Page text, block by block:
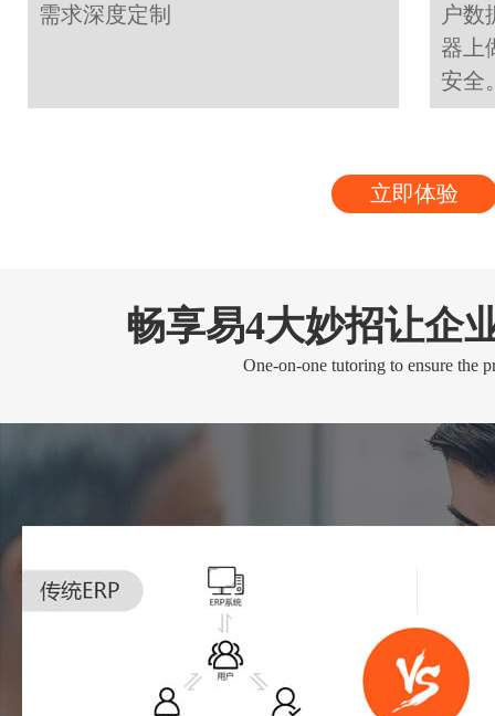
需求深度定制
户数
器上
安全
立即体验
畅享易4大妙招让企
One-on-one tutoring to ensure the